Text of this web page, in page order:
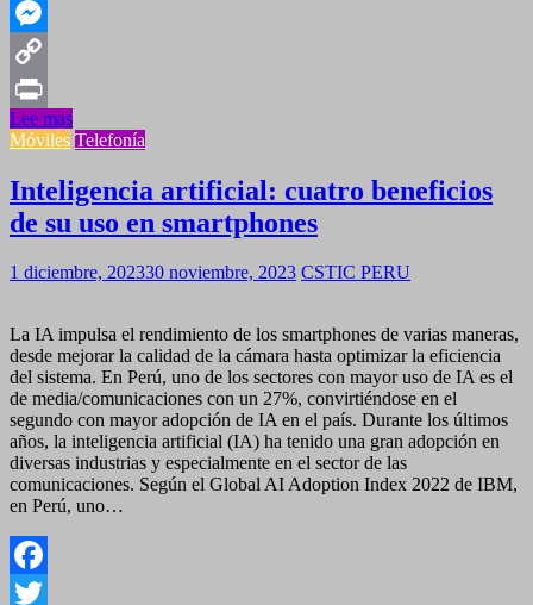
Mail
WhatsApp
Messenger
Copy
Link
Print
Lee mas
Móviles Telefonía
Inteligencia artificial: cuatro beneficios
de su uso en smartphones
1 diciembre, 202330 noviembre, 2023 CSTIC PERU
La IA impulsa el rendimiento de los smartphones de varias maneras,
desde mejorar la calidad de la cámara hasta optimizar la eficiencia
del sistema. En Perú, uno de los sectores con mayor uso de IA es el
de media/comunicaciones con un 27%, convirtiéndose en el
segundo con mayor adopción de IA en el país. Durante los últimos
años, la inteligencia artificial (IA) ha tenido una gran adopción en
diversas industrias y especialmente en el sector de las
comunicaciones. Según el Global AI Adoption Index 2022 de IBM,
en Perú, uno…
Facebook